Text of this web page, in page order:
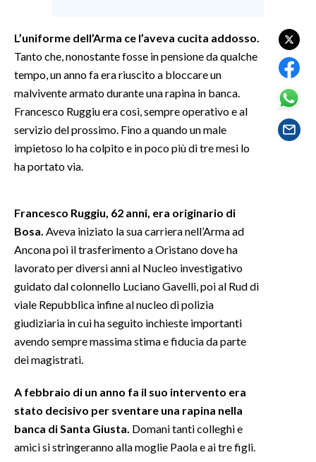
SPETTACOLI
GOSSIP
SALUTE
NOTIZIE
EVENTI
#CARAUNIONE
3 MINUTI CON
INSULARITÀ
ABBONATI
ANNUNCI
L’uniforme dell’Arma ce l’aveva cucita addosso.
Tanto che, nonostante fosse in pensione da qualche
tempo, un anno fa era riuscito a bloccare un
malvivente armato durante una rapina in banca.
Francesco Ruggiu era così, sempre operativo e al
servizio del prossimo. Fino a quando un male
impietoso lo ha colpito e in poco più di tre mesi lo
ha portato via.
Francesco Ruggiu, 62 anni, era originario di
Bosa. Aveva iniziato la sua carriera nell’Arma ad
Ancona poi il trasferimento a Oristano dove ha
lavorato per diversi anni al Nucleo investigativo
guidato dal colonnello Luciano Gavelli, poi al Rud di
viale Repubblica infine al nucleo di polizia
giudiziaria in cui ha seguito inchieste importanti
avendo sempre massima stima e fiducia da parte
dei magistrati.
A febbraio di un anno fa il suo intervento era
stato decisivo per sventare una rapina nella
banca di Santa Giusta. Domani tanti colleghi e
amici si stringeranno alla moglie Paola e ai tre figli.